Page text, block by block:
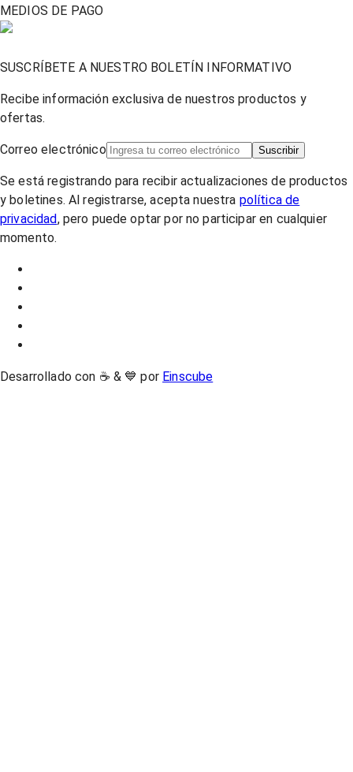
MEDIOS DE PAGO
SUSCRÍBETE A NUESTRO BOLETÍN INFORMATIVO
Recibe información exclusiva de nuestros productos y
ofertas.
Correo electrónico Suscribir
Se está registrando para recibir actualizaciones de productos
y boletines. Al registrarse, acepta nuestra política de
privacidad, pero puede optar por no participar en cualquier
momento.
Desarrollado con ☕ & 💙 por Einscube